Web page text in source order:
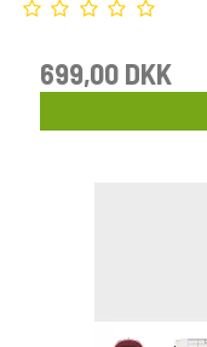
699,00 DKK